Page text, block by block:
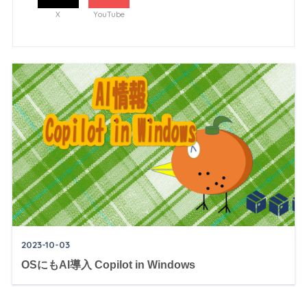
X YouTube
2023-10-03
OSにもAI導入 Copilot in Windows